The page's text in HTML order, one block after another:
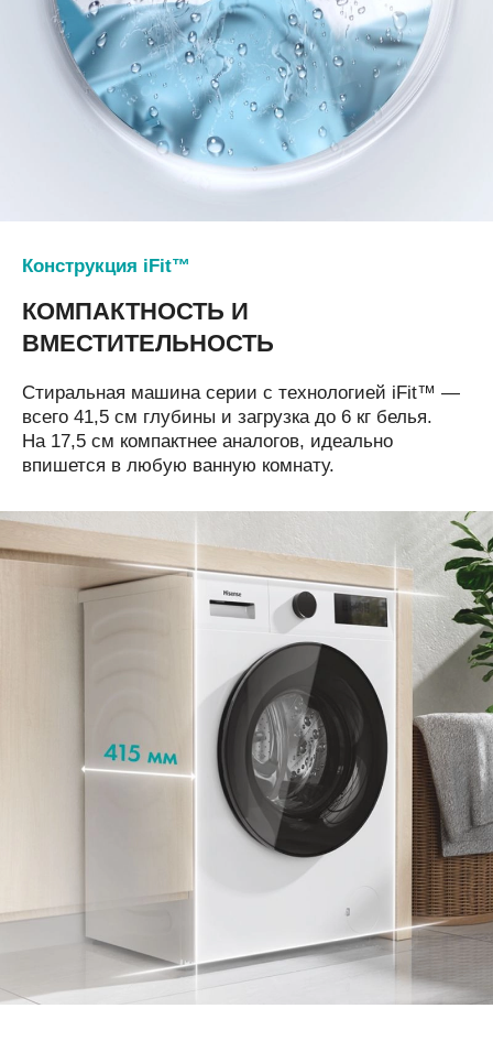
Конструкция iFit™
КОМПАКТНОСТЬ И
ВМЕСТИТЕЛЬНОСТЬ
Стиральная машина серии с технологией iFit™ —
всего 41,5 см глубины и загрузка до 6 кг белья.
На 17,5 см компактнее аналогов, идеально
впишется в любую ванную комнату.